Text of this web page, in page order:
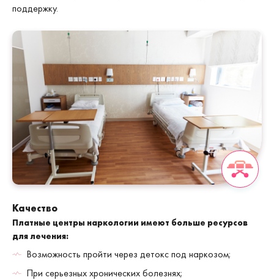
поддержку.
Качество
Платные центры наркологии имеют больше ресурсов
для лечения:
Возможность пройти через детокс под наркозом;
При серьезных хронических болезнях;